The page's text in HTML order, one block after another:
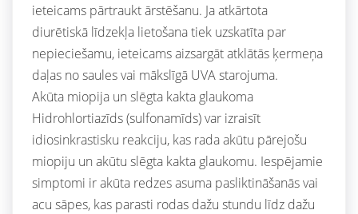
ieteicams pārtraukt ārstēšanu. Ja atkārtota
diurētiskā līdzekļa lietošana tiek uzskatīta par
nepieciešamu, ieteicams aizsargāt atklātās ķermeņa
daļas no saules vai mākslīgā UVA starojuma.
Akūta miopija un slēgta kakta glaukoma
Hidrohlortiazīds (sulfonamīds) var izraisīt
idiosinkrastisku reakciju, kas rada akūtu pārejošu
miopiju un akūtu slēgta kakta glaukomu. Iespējamie
simptomi ir akūta redzes asuma pasliktināšanās vai
acu sāpes, kas parasti rodas dažu stundu līdz dažu